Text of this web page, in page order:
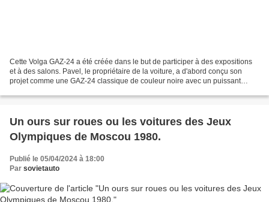
Cette Volga GAZ-24 a été créée dans le but de participer à des expositions
et à des salons. Pavel, le propriétaire de la voiture, a d'abord conçu son
projet comme une GAZ-24 classique de couleur noire avec un puissant
Un ours sur roues ou les voitures des Jeux
Olympiques de Moscou 1980.
Publié le 05/04/2024 à 18:00
Par sovietauto